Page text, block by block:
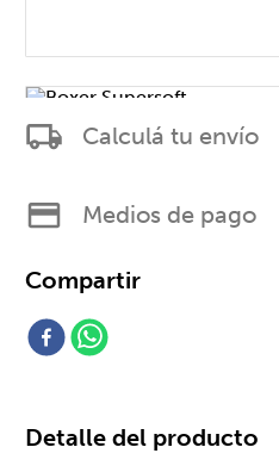
$$
Calculá tu envío
Medios de pago
Detalle del producto